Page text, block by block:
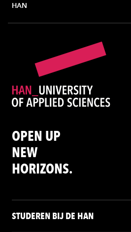
HAN
OPEN UP
NEW
HORIZONS.
STUDEREN BIJ DE HAN